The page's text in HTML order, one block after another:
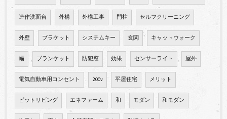
造作洗面台 外構 外構工事 門柱 セルフクリーニング
外壁 ブラケット システムキー 玄関 キャットウォーク
幅 ブランケット 防犯窓 効果 センサーライト 屋外
電気自動車用コンセント 200v 平屋住宅 メリット
ピットリビング エネファーム 和 モダン 和モダン